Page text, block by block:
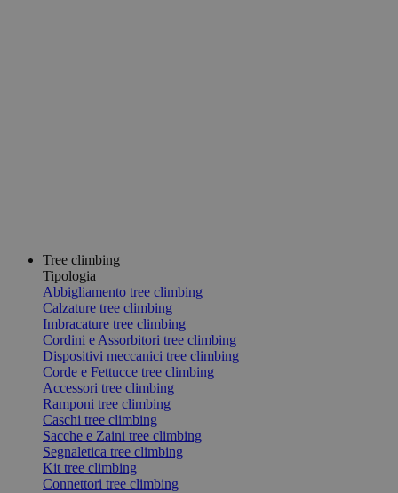
Tree climbing
Tipologia
Abbigliamento tree climbing
Calzature tree climbing
Imbracature tree climbing
Cordini e Assorbitori tree climbing
Dispositivi meccanici tree climbing
Corde e Fettucce tree climbing
Accessori tree climbing
Ramponi tree climbing
Caschi tree climbing
Sacche e Zaini tree climbing
Segnaletica tree climbing
Kit tree climbing
Connettori tree climbing